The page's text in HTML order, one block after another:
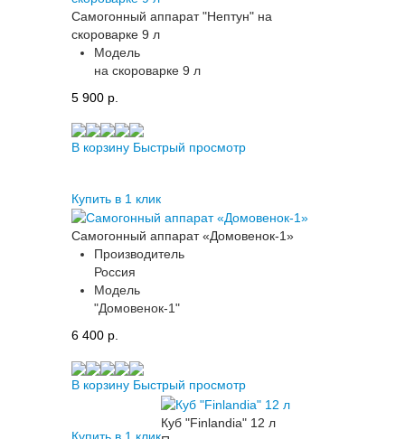
Самогонный аппарат "Нептун" на
скороварке 9 л
Модель
на скороварке 9 л
5 900 p.
В корзину Быстрый просмотр
Купить в 1 клик
Самогонный аппарат «Домовенок-1»
Производитель
Россия
Модель
"Домовенок-1"
6 400 p.
В корзину Быстрый просмотр
Куб "Finlandia" 12 л